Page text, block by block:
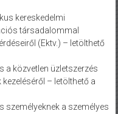
kereskedelmi
társadalommal
(Ektv.) – letölthető
a közvetlen üzletszerzés
– letölthető a
személyeknek a személyes